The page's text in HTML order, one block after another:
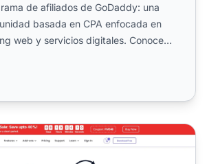
de afiliados de GoDaddy: una
basada en CPA enfocada en
web y servicios digitales. Conoce
de WPLoyalty